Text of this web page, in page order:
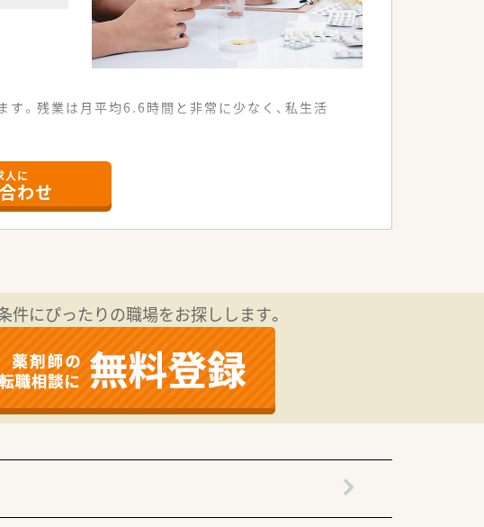
。残業は月平均6.6時間と非常に少なく、私生活
の新しい店舗です。
いた枚数を見込んでいます。
合える環境が整っています。
く管理薬剤師を募集します。
ける方を求めています。
取り組める方を歓迎します。
石な経営基盤が大きな魅力です。
としての役割を追求しています。
情報を自信を持って提供できます。
人に
わせ
件にぴったりの職場をお探しします。